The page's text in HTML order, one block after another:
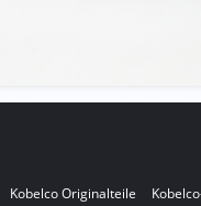
Kobelco Originalteile